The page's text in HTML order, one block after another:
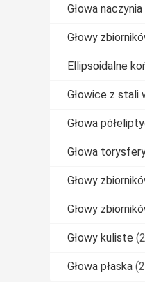
Głowa
Głowy
Ellipsoidalne
Głowice z stali
Głowa
Głowa
Głowy
Głowy
Głowy kuliste
Głowa płaska